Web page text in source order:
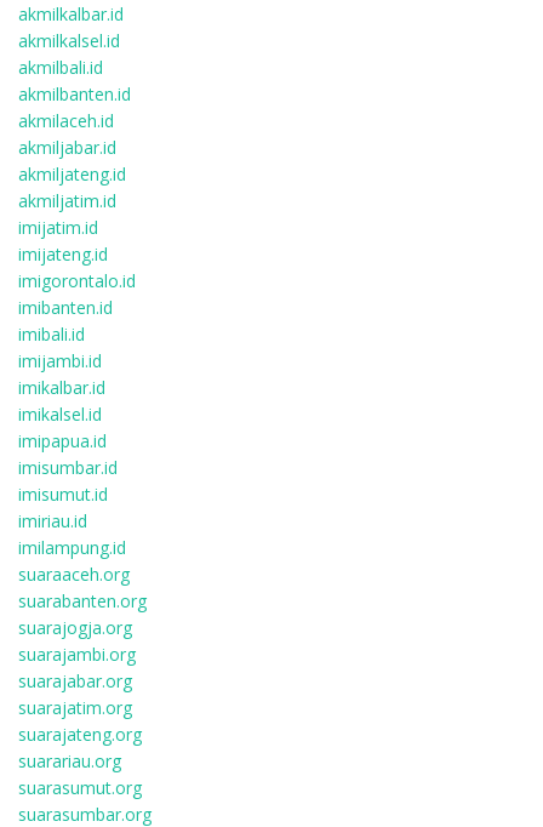
akmilkalbar.id
akmilkalsel.id
akmilbali.id
akmilbanten.id
akmilaceh.id
akmiljabar.id
akmiljateng.id
akmiljatim.id
imijatim.id
imijateng.id
imigorontalo.id
imibanten.id
imibali.id
imijambi.id
imikalbar.id
imikalsel.id
imipapua.id
imisumbar.id
imisumut.id
imiriau.id
imilampung.id
suaraaceh.org
suarabanten.org
suarajogja.org
suarajambi.org
suarajabar.org
suarajatim.org
suarajateng.org
suarariau.org
suarasumut.org
suarasumbar.org